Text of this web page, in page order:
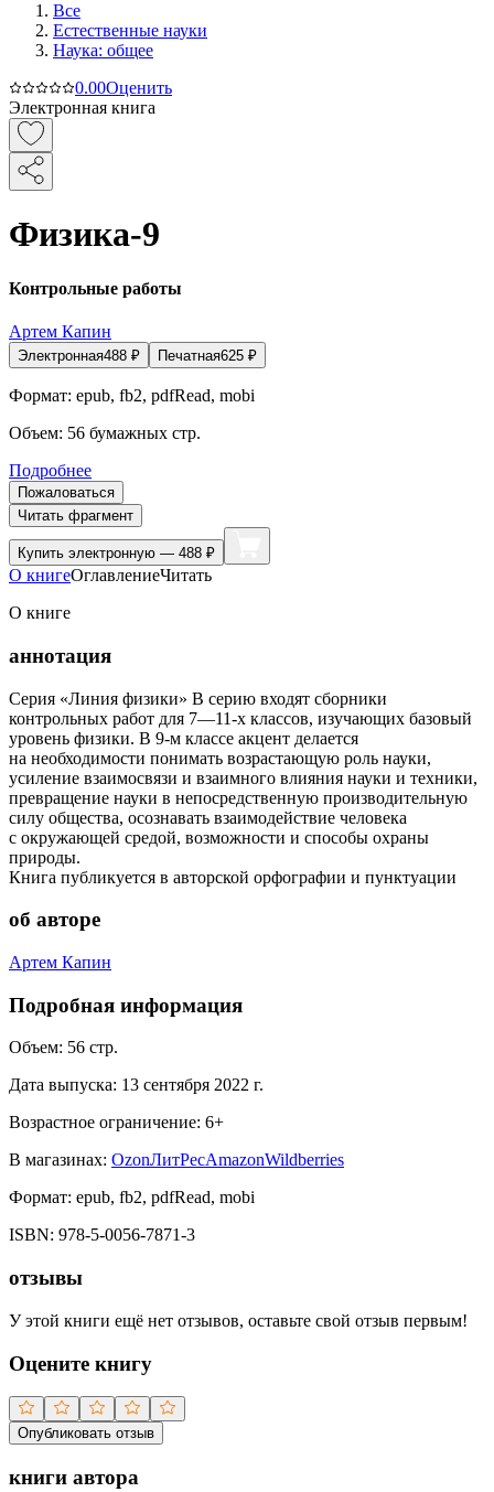
Все
Естественные науки
Наука: общее
0.00Оценить
Электронная книга
Физика-9
Контрольные работы
Артем Капин
Электронная488 ₽ Печатная625 ₽
Формат: epub, fb2, pdfRead, mobi
Объем: 56 бумажных стр.
Подробнее
Пожаловаться
Читать фрагмент
Купить электронную — 488 ₽
О книгеОглавлениеЧитать
О книге
аннотация
Серия «Линия физики» В серию входят сборники
контрольных работ для 7—11-х классов, изучающих базовый
уровень физики. В 9-м классе акцент делается
на необходимости понимать возрастающую роль науки,
усиление взаимосвязи и взаимного влияния науки и техники,
превращение науки в непосредственную производительную
силу общества, осознавать взаимодействие человека
с окружающей средой, возможности и способы охраны
природы.
Книга публикуется в авторской орфографии и пунктуации
об авторе
Артем Капин
Подробная информация
Объем: 56 стр.
Дата выпуска: 13 сентября 2022 г.
Возрастное ограничение: 6+
В магазинах: OzonЛитРесAmazonWildberries
Формат: epub, fb2, pdfRead, mobi
ISBN: 978-5-0056-7871-3
отзывы
У этой книги ещё нет отзывов, оставьте свой отзыв первым!
Оцените книгу
Опубликовать отзыв
книги автора